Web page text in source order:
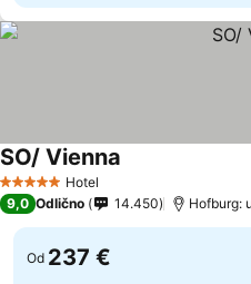
5 ZvezdiceHotel
SO/ Vienna
9,0 Odlično 14.450 Hofburg:
Od 237 €